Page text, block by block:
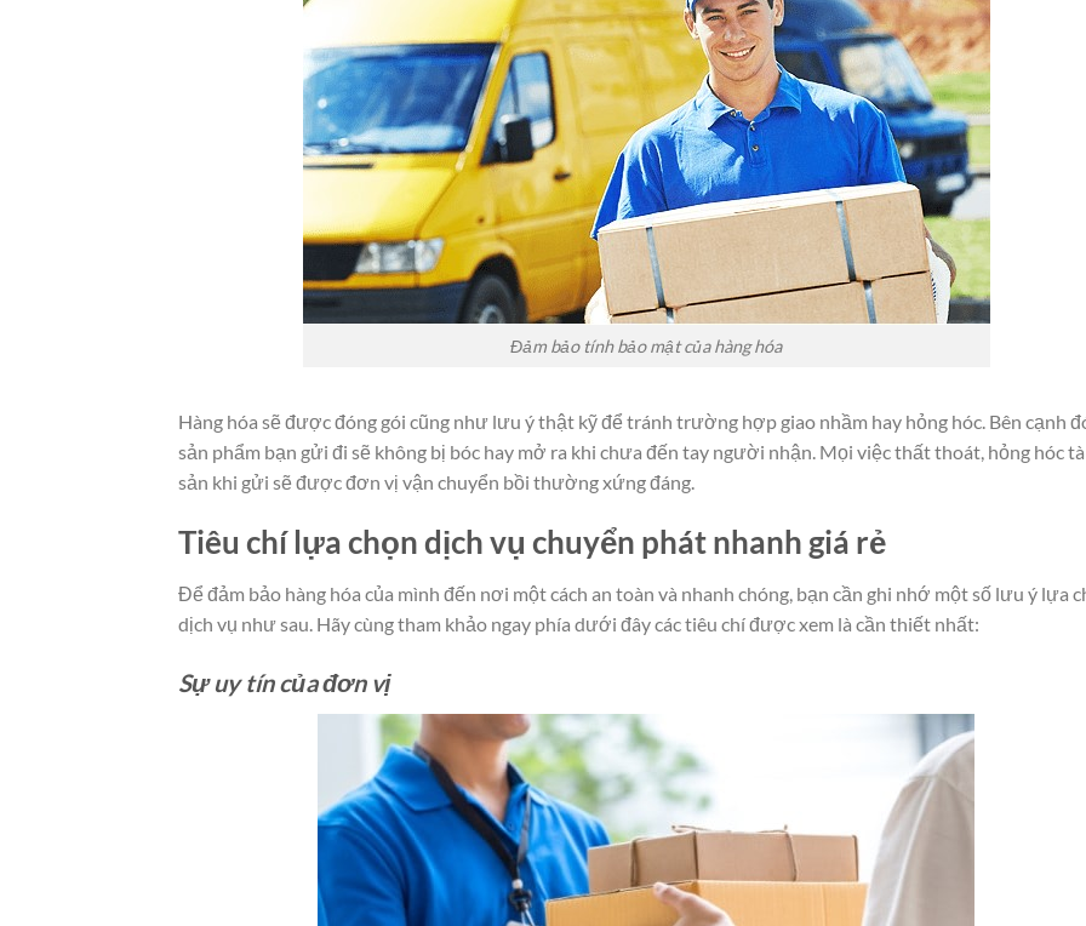
Đảm bảo tính bảo mật của hàng hóa
Hàng hóa sẽ được đóng gói cũng như lưu ý thật kỹ để tránh trường hợp giao nhầm hay hỏng hóc. Bên cạnh
sản phẩm bạn gửi đi sẽ không bị bóc hay mở ra khi chưa đến tay người nhận. Mọi việc thất thoát, hỏng hóc
sản khi gửi sẽ được đơn vị vận chuyển bồi thường xứng đáng.
Tiêu chí lựa chọn dịch vụ chuyển phát nhanh giá rẻ
Để đảm bảo hàng hóa của mình đến nơi một cách an toàn và nhanh chóng, bạn cần ghi nhớ một số lưu ý lựa
dịch vụ như sau. Hãy cùng tham khảo ngay phía dưới đây các tiêu chí được xem là cần thiết nhất:
Sự uy tín của đơn vị